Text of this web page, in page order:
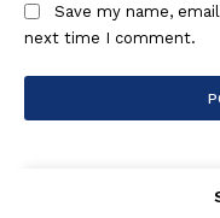
Save my name,
next time I comment.